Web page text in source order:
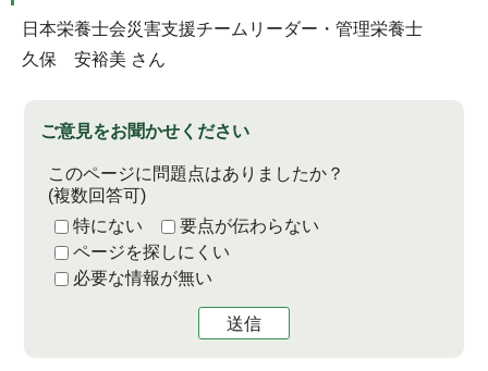
日本栄養士会災害支援チームリーダー・管理栄養士
久保 安裕美 さん
ご意見をお聞かせください
このページに問題点はありましたか？
(複数回答可)
特にない
要点が伝わらない
ページを探しにくい
必要な情報が無い
送信